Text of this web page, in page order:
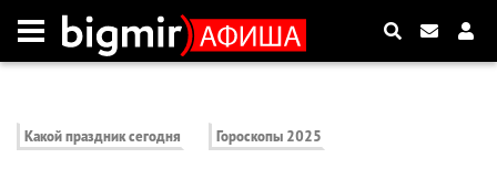
Какой праздник сегодня Гороскопы 2025